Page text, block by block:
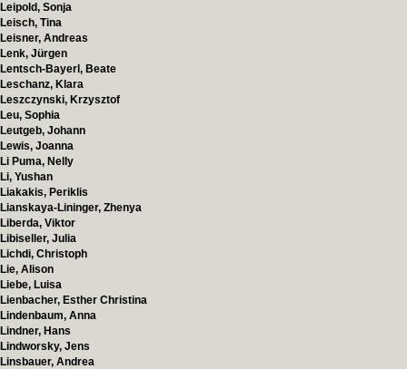
Leipold, Sonja
Leisch, Tina
Leisner, Andreas
Lenk, Jürgen
Lentsch-Bayerl, Beate
Leschanz, Klara
Leszczynski, Krzysztof
Leu, Sophia
Leutgeb, Johann
Lewis, Joanna
Li Puma, Nelly
Li, Yushan
Liakakis, Periklis
Lianskaya-Lininger, Zhenya
Liberda, Viktor
Libiseller, Julia
Lichdi, Christoph
Lie, Alison
Liebe, Luisa
Lienbacher, Esther Christina
Lindenbaum, Anna
Lindner, Hans
Lindworsky, Jens
Linsbauer, Andrea